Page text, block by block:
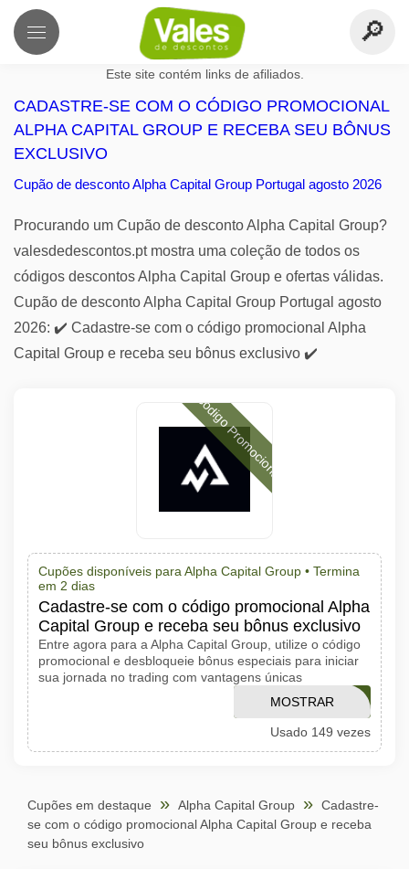
Este site contém links de afiliados.
CADASTRE-SE COM O CÓDIGO PROMOCIONAL
ALPHA CAPITAL GROUP E RECEBA SEU BÔNUS
EXCLUSIVO
Cupão de desconto Alpha Capital Group Portugal agosto 2026
Procurando um Cupão de desconto Alpha Capital Group?
valesdedescontos.pt mostra uma coleção de todos os
códigos descontos Alpha Capital Group e ofertas válidas.
Cupão de desconto Alpha Capital Group Portugal agosto
2026: ✔️ Cadastre-se com o código promocional Alpha
Capital Group e receba seu bônus exclusivo ✔️
Código Promocional
Cupões disponíveis para Alpha Capital Group • Termina
em 2 dias
Cadastre-se com o código promocional Alpha
Capital Group e receba seu bônus exclusivo
Entre agora para a Alpha Capital Group, utilize o código
promocional e desbloqueie bônus especiais para iniciar
sua jornada no trading com vantagens únicas
BDKMA
MOSTRAR
CÓDIGO
Usado 149 vezes
Cupões em destaque Alpha Capital Group
Cadastre-
se com o código promocional Alpha Capital Group e receba
seu bônus exclusivo